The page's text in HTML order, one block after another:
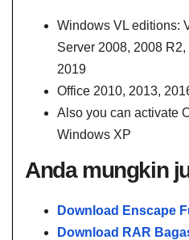
Windows VL editions:
Server 2008, 2008
2019
Office 2010, 2013,
Also you can activate
Windows XP
Anda mungkin
Download Enscape
Download RAR